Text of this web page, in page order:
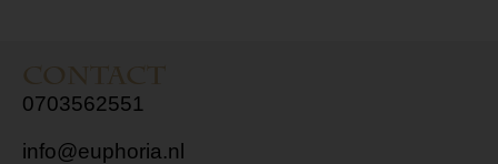
Contact
0703562551
info@euphoria.nl